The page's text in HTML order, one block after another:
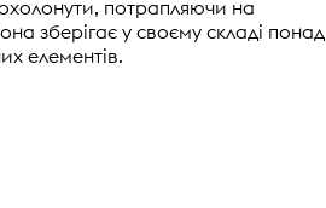
потрапляючи на
зберігає у своєму складі понад
елементів.